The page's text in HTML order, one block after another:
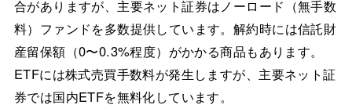
合がありますが、主要ネット証券はノーロード（無手数
料）ファンドを多数提供しています。解約時には信託財
産留保額（0〜0.3%程度）がかかる商品もあります。
ETFには株式売買手数料が発生しますが、主要ネット証
券では国内ETFを無料化しています。